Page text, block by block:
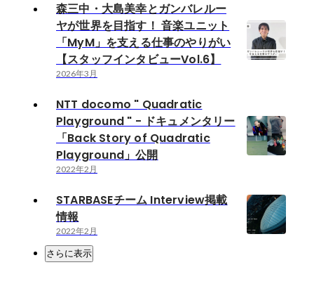
森三中・大島美幸とガンバレルー
ヤが世界を目指す！ 音楽ユニット
「MyM」を支える仕事のやりがい
【スタッフインタビューVol.6】
2026年3月
NTT docomo " Quadratic
Playground " - ドキュメンタリー
「Back Story of Quadratic
Playground」公開
2022年2月
STARBASEチーム Interview掲載
情報
2022年2月
さらに表示